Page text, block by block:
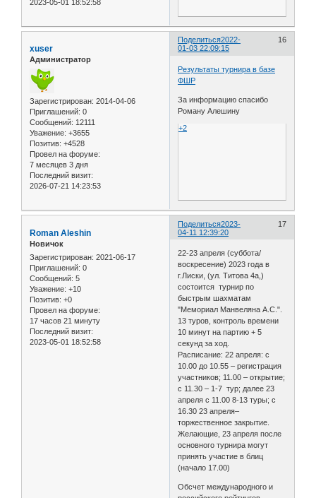
2023-05-01 18:52:58
Поделиться 16
2022-
01-03 22:09:15
xuser
Администратор
Зарегистрирован: 2014-04-06
Приглашений: 0
Сообщений: 12111
Уважение: +3655
Позитив: +4528
Провел на форуме:
7 месяцев 3 дня
Последний визит:
2026-07-21 14:23:53
Результаты турнира в базе
ФШР
За информацию спасибо
Роману Алешину
+2
Поделиться 17
2023-
04-11 12:39:20
Roman Aleshin
Новичок
Зарегистрирован: 2021-06-17
Приглашений: 0
Сообщений: 5
Уважение: +10
Позитив: +0
Провел на форуме:
17 часов 21 минуту
Последний визит:
2023-05-01 18:52:58
22-23 апреля (суббота/
воскресение) 2023 года в
г.Лиски, (ул. Титова 4а,)
состоится турнир по
быстрым шахматам
"Мемориал Манвеляна А.С.".
13 туров, контроль времени
10 минут на партию + 5
секунд за ход.
Расписание: 22 апреля: с
10.00 до 10.55 – регистрация
участников; 11.00 – открытие;
с 11.30 – 1-7 тур; далее 23
апреля с 11.00 8-13 туры; с
16.30 23 апреля–
торжественное закрытие.
Желающие, 23 апреля после
основного турнира могут
принять участие в блиц
(начало 17.00)
Обсчет международного и